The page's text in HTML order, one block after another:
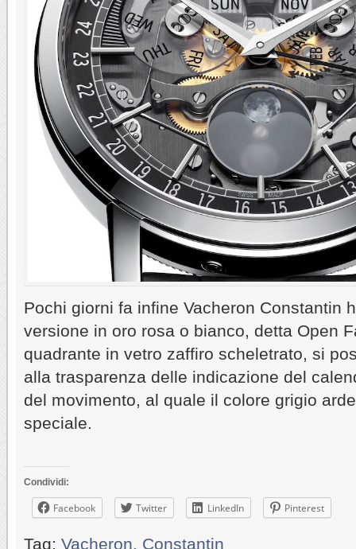
Pochi giorni fa infine Vacheron Constantin
versione in oro rosa o bianco, detta Open
quadrante in vetro zaffiro scheletrato, si
alla trasparenza delle indicazione del
del movimento, al quale il colore grigio
speciale.
Condividi:
Facebook Twitter LinkedIn Pinterest
Tag: Vacheron. Constantin